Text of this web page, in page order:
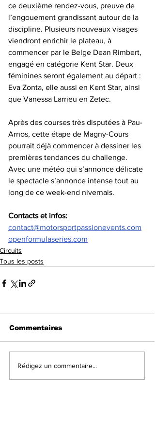
ce deuxième rendez-vous, preuve de
l’engouement grandissant autour de la
discipline. Plusieurs nouveaux visages
viendront enrichir le plateau, à
commencer par le Belge Dean Rimbert,
engagé en catégorie Kent Star. Deux
féminines seront également au départ :
Eva Zonta, elle aussi en Kent Star, ainsi
que Vanessa Larrieu en Zetec.
Après des courses très disputées à Pau-
Arnos, cette étape de Magny-Cours
pourrait déjà commencer à dessiner les
premières tendances du challenge.
Avec une météo qui s’annonce délicate
le spectacle s’annonce intense tout au
long de ce week-end nivernais.
Contacts et infos:
contact@motorsportpassionevents.com
openformulaseries.com
Circuits
Tous les posts
Commentaires
Rédigez un commentaire...